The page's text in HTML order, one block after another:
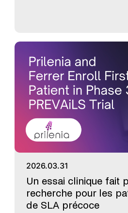
2026.03.31
Un essai clinique fait
recherche pour les
de SLA précoce